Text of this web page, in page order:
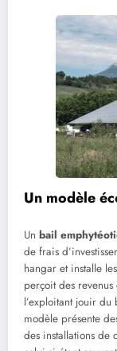
Un modèle
Un bail
de frais
hangar et installe
perçoit des
l’exploitant jouir du
modèle présente
des installations de